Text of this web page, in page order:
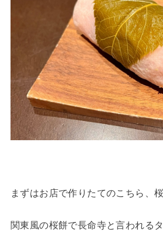
まずはお店で作りたてのこちら、桜
関東風の桜餅で長命寺と言われるタ